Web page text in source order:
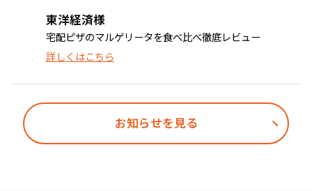
東洋経済様
宅配ピザのマルゲリータを食べ比べ徹底レビュー
詳しくはこちら
お知らせを見る